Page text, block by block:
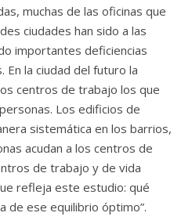
muchas de las oficinas que
ciudades han sido a las
importantes deficiencias
la ciudad del futuro la
centros de trabajo los que
Los edificios de
sistemática en los barrios,
acudan a los centros de
de trabajo y de vida
refleja este estudio: qué
de ese equilibrio óptimo”.